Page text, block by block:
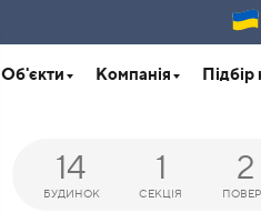
Об'єкти Компанія Підбір
14
БУДИНОК
1
СЕКЦІЯ
2